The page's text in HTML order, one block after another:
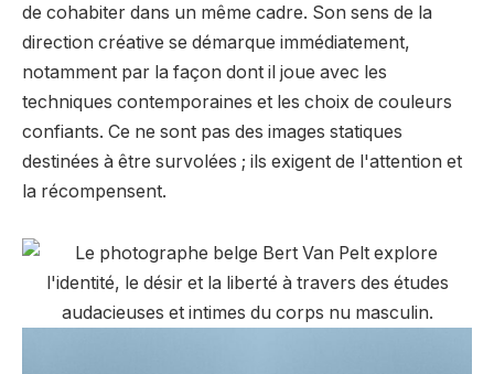
de cohabiter dans un même cadre. Son sens de la
direction créative se démarque immédiatement,
notamment par la façon dont il joue avec les
techniques contemporaines et les choix de couleurs
confiants. Ce ne sont pas des images statiques
destinées à être survolées ; ils exigent de l'attention et
la récompensent.